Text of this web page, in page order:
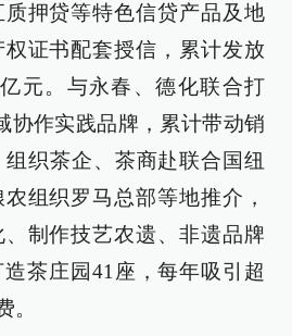
押贷等特色信贷产品及地
证书配套授信，累计发放
元。与永春、德化联合打
协作实践品牌，累计带动销
织茶企、茶商赴联合国纽
组织罗马总部等地推介，
制作技艺农遗、非遗品牌
茶庄园41座，每年吸引超
。